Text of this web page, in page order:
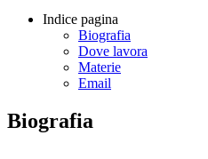
Indice pagina
Biografia
Dove lavora
Materie
Email
Biografia